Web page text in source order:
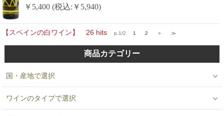
￥5,400 (税込:￥5,940)
【スペインの白ワイン】 26 hitsp.1/2 1 2 ＞ ≫
商品カテゴリー
国・産地で選択
ワインのタイプで選択